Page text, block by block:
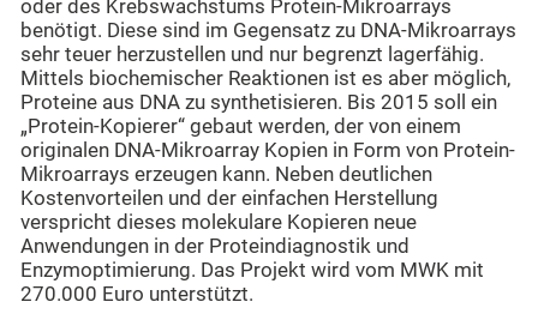
oder des Krebswachstums Protein-Mikroarrays
benötigt. Diese sind im Gegensatz zu DNA-Mikroarrays
sehr teuer herzustellen und nur begrenzt lagerfähig.
Mittels biochemischer Reaktionen ist es aber möglich,
Proteine aus DNA zu synthetisieren. Bis 2015 soll ein
„Protein-Kopierer“ gebaut werden, der von einem
originalen DNA-Mikroarray Kopien in Form von Protein-
Mikroarrays erzeugen kann. Neben deutlichen
Kostenvorteilen und der einfachen Herstellung
verspricht dieses molekulare Kopieren neue
Anwendungen in der Proteindiagnostik und
Enzymoptimierung. Das Projekt wird vom MWK mit
270.000 Euro unterstützt.